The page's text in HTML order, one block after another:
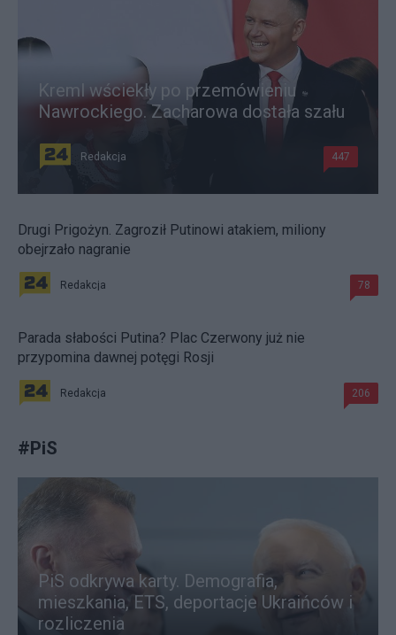
Kreml wściekły po przemówieniu
Nawrockiego. Zacharowa dostała szału
Redakcja 447
Drugi Prigożyn. Zagroził Putinowi atakiem, miliony
obejrzało nagranie
Redakcja 78
Parada słabości Putina? Plac Czerwony już nie
przypomina dawnej potęgi Rosji
Redakcja 206
#PiS
PiS odkrywa karty. Demografia,
mieszkania, ETS, deportacje Ukraińców i
rozliczenia